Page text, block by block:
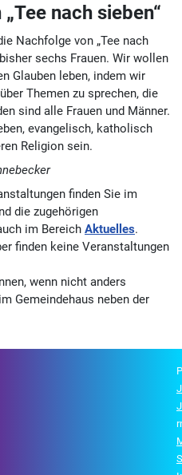
nach sieben“
Nachfolge von „Tee nach
sechs Frauen. Wir wollen
Glauben leben, indem wir
Themen zu sprechen, die
sind alle Frauen und Männer.
evangelisch, katholisch
Religion sein.
finden Sie im
die zugehörigen
im Bereich Aktuelles.
finden keine Veranstaltungen
wenn nicht anders
Gemeindehaus neben der